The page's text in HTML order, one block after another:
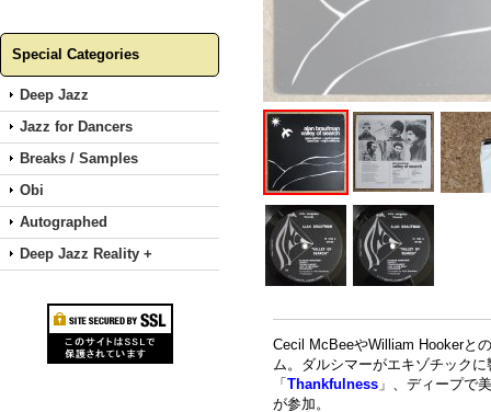
Special Categories
Deep Jazz
Jazz for Dancers
Breaks / Samples
Obi
Autographed
Deep Jazz Reality +
Cecil McBeeやWilliam Hookerと
ム。ダルシマーがエキゾチック
「 Thankfulness 」、ディープで
が参加。